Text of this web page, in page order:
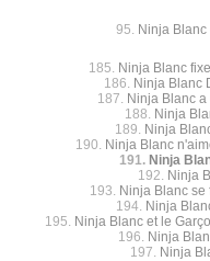
95. Ninja
185. Ninja Blanc
186. Ninja Blanc
187. Ninja Blanc
188. Ninja
189. Ninja
190. Ninja Blanc
191. Ninja
192. Ninja
193. Ninja Blanc se
194. Ninja
195. Ninja Blanc et le
196. Ninja
197. Ninja